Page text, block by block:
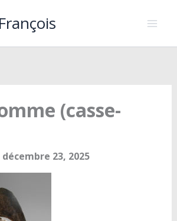
(casse-
décembre 23, 2025